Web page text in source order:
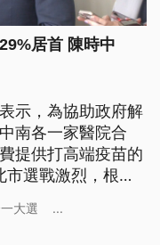
居首 陳時中
示，為協助政府解
南各一家醫院合
提供打高端疫苗的
選戰激烈，根據
黨籍珊珊第三，針
大選 ...